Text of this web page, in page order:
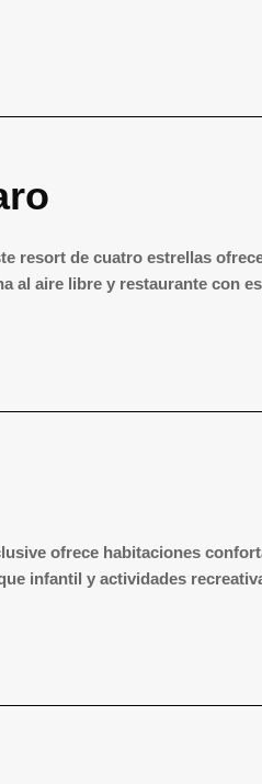
resort de cuatro estrellas
al aire libre y restaurante con
ofrece habitaciones
infantil y actividades